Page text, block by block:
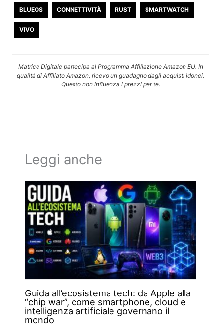
BLUEOS CONNETTIVITÀ RUST SMARTWATCH
VIVO
Matrice Digitale partecipa al Programma Affiliazione Amazon EU. In
qualità di Affiliato Amazon, ricevo un guadagno dagli acquisti idonei.
Questo non influenza i prezzi per te.
Leggi anche
Guida all’ecosistema tech: da Apple alla
“chip war”, come smartphone, cloud e
intelligenza artificiale governano il
mondo